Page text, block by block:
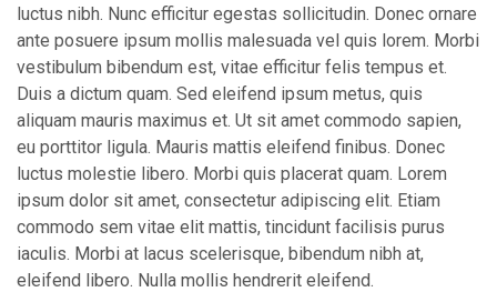
luctus nibh. Nunc efficitur egestas sollicitudin. Donec ornare
ante posuere ipsum mollis malesuada vel quis lorem. Morbi
vestibulum bibendum est, vitae efficitur felis tempus et.
Duis a dictum quam. Sed eleifend ipsum metus, quis
aliquam mauris maximus et. Ut sit amet commodo sapien,
eu porttitor ligula. Mauris mattis eleifend finibus. Donec
luctus molestie libero. Morbi quis placerat quam. Lorem
ipsum dolor sit amet, consectetur adipiscing elit. Etiam
commodo sem vitae elit mattis, tincidunt facilisis purus
iaculis. Morbi at lacus scelerisque, bibendum nibh at,
eleifend libero. Nulla mollis hendrerit eleifend.